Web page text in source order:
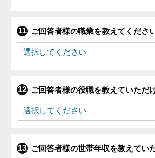
ご回答者様の職業を教えてください
ご回答者様の役職を教えていただ
ご回答者様の世帯年収を教えてい